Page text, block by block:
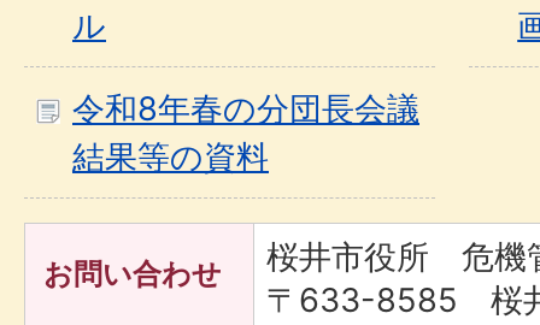
ル
令和8年春の分団長会議
結果等の資料
お問い合わせ
桜井市役所 危機
〒633-8585 桜